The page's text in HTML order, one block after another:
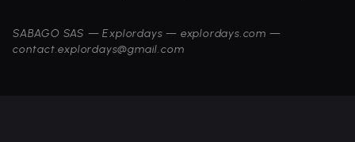
SABAGO SAS — Explordays — explordays.com —
contact.explordays@gmail.com